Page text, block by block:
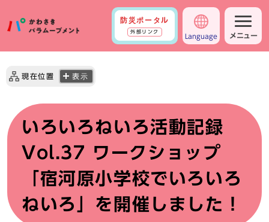
防災ポータル
外部リンク
Language メニュー
現在位置 表示
いろいろねいろ活動記録
Vol.37 ワークショップ
「宿河原小学校でいろいろ
ねいろ」を開催しました！